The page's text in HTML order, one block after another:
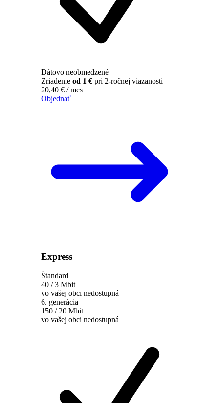
Dátovo neobmedzené
Zriadenie od 1 € pri 2-ročnej viazanosti
20,40 € / mes
Objednať
Express
Štandard
40 / 3 Mbit
vo vašej obci nedostupná
6. generácia
150 / 20 Mbit
vo vašej obci nedostupná